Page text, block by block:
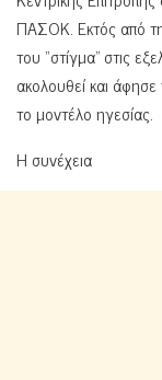
ΠΑΣΟΚ. Εκτός από
του “στίγμα” στις
ακολουθεί και
το μοντέλο ηγεσίας.
Η συνέχεια